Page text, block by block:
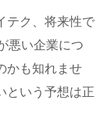
テク、将来性で
悪い企業につ
かも知れませ
という予想は正